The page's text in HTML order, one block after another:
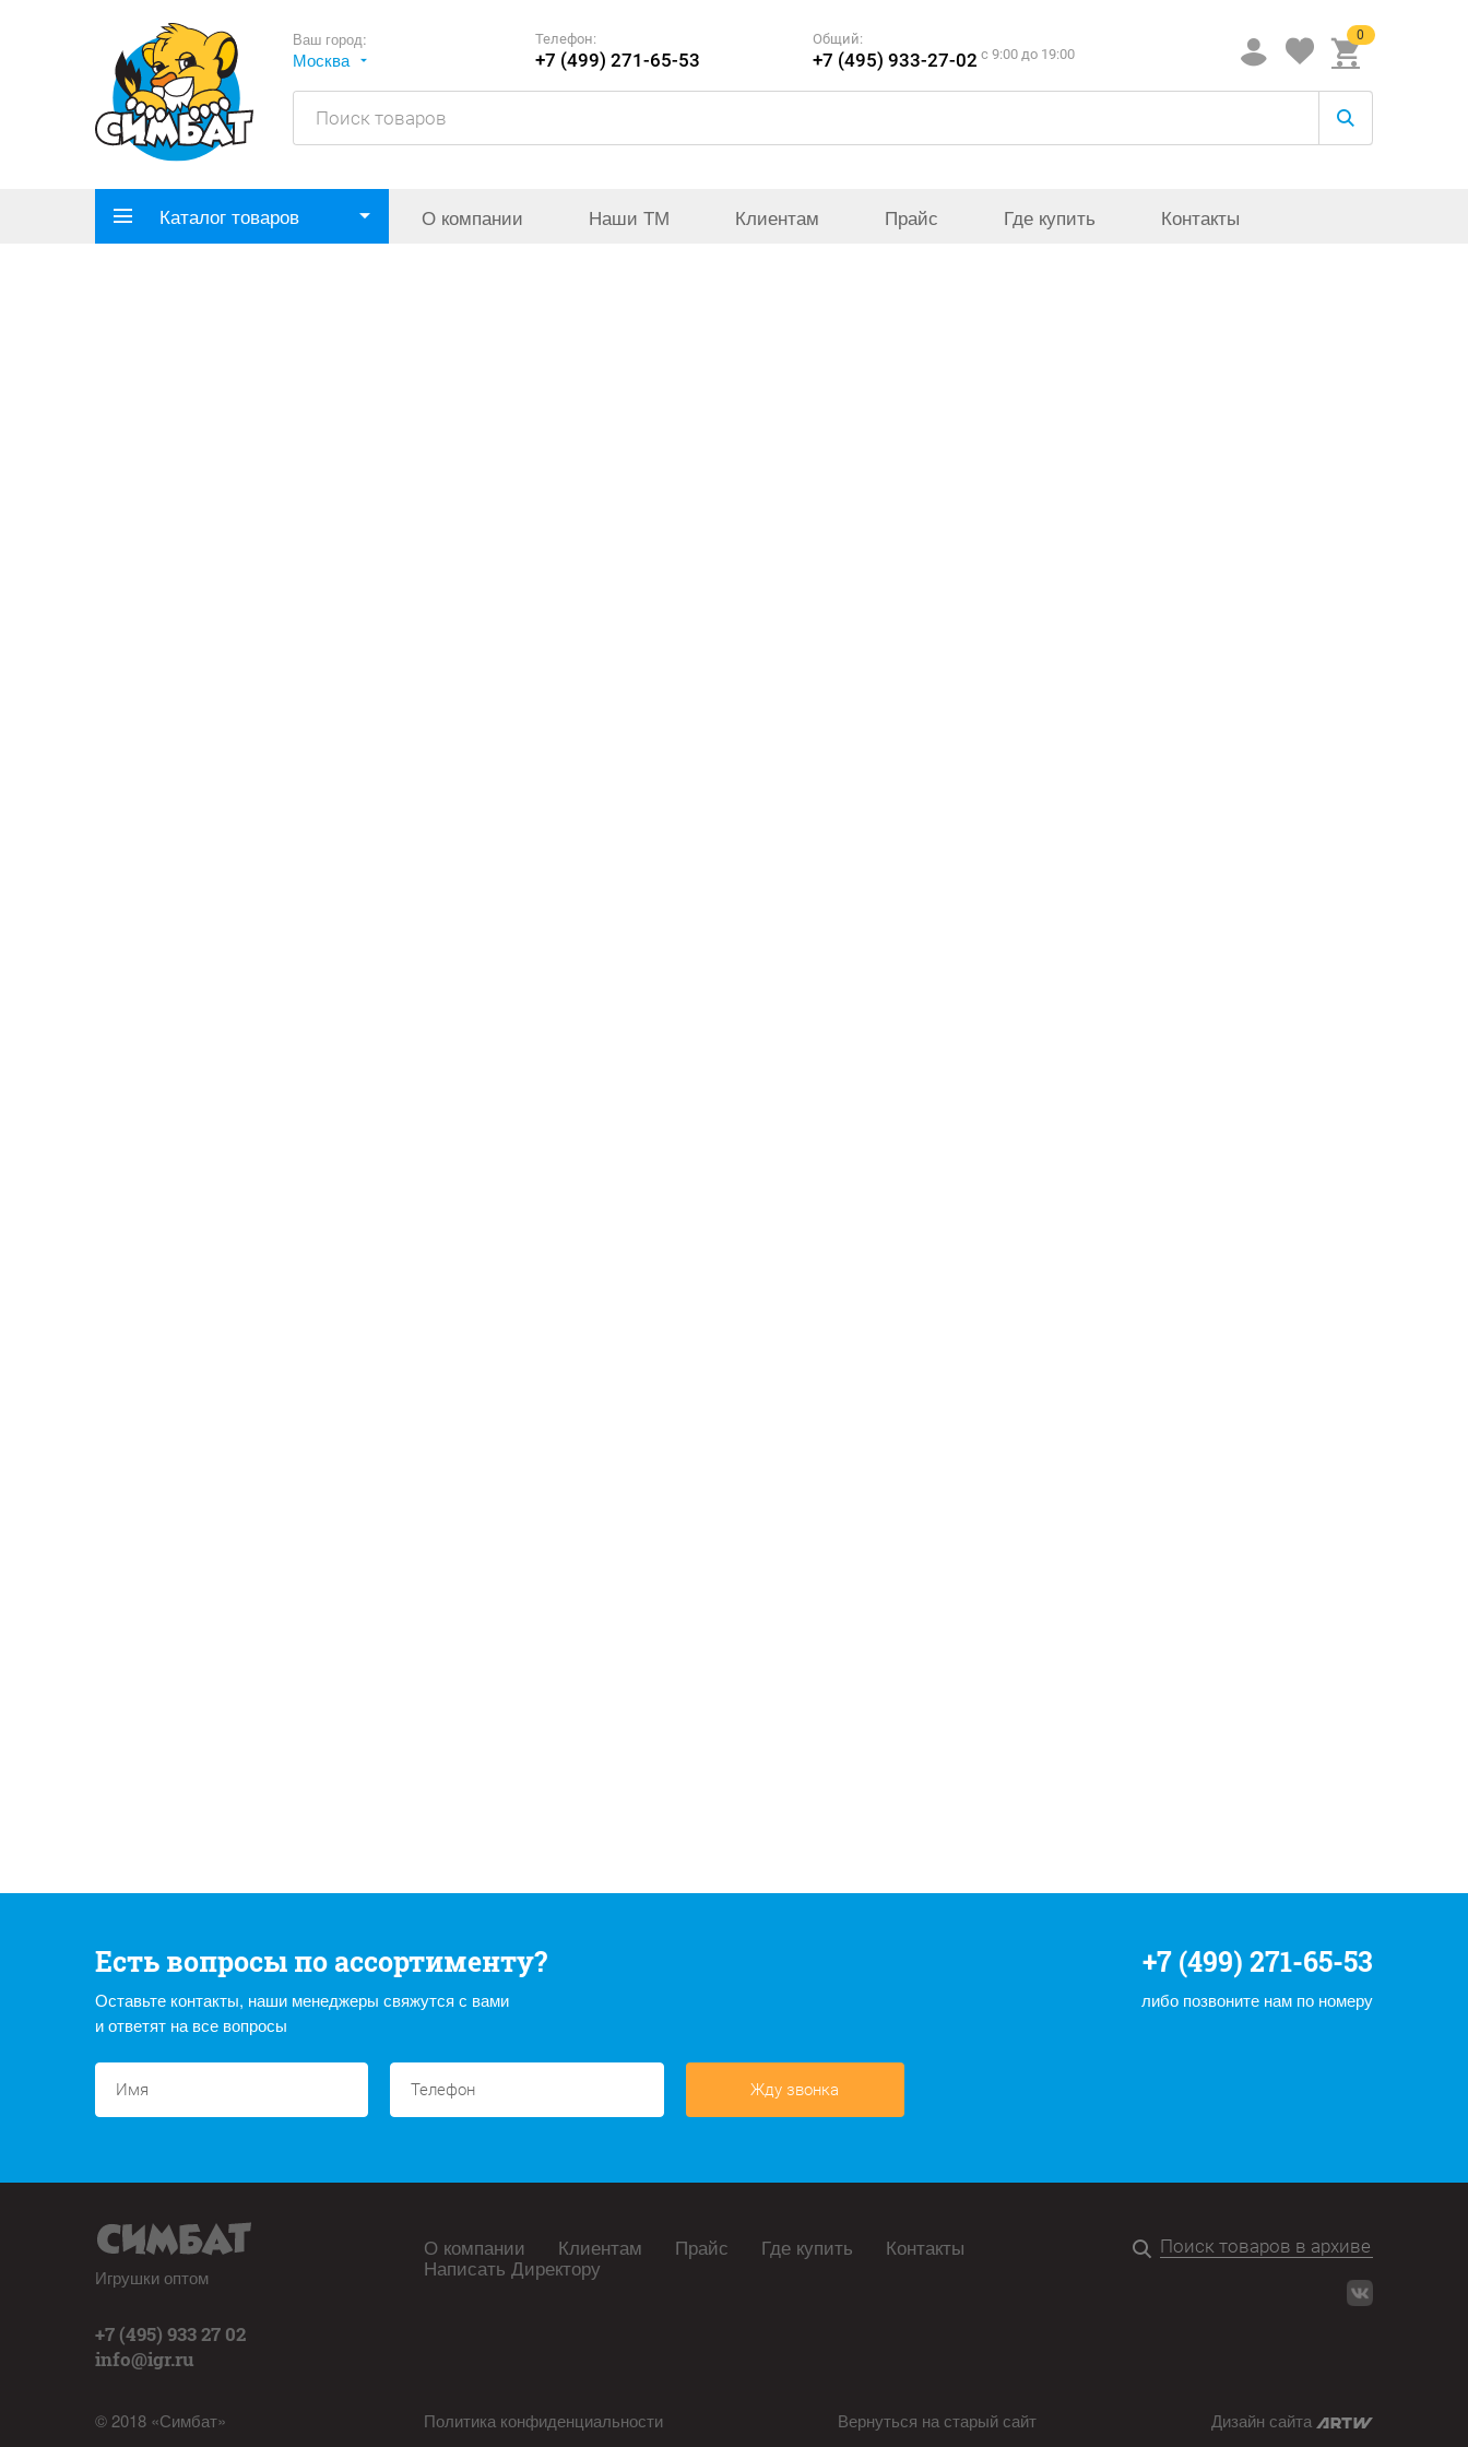
Ваш город:
Москва
Телефон:
+7 (499) 271-65-53
Общий:
+7 (495) 933-27-02 c 9:00 до 19:00
0
Каталог товаров О компании Наши ТМ Клиентам Прайс Где купить Контакты
Есть вопросы по ассортименту?
Оставьте контакты, наши менеджеры свяжутся с вами
и ответят на все вопросы
+7 (499) 271-65-53
либо позвоните нам по номеру
Жду звонка
Игрушки оптом
+7 (495) 933 27 02
info@igr.ru
© 2018 «Симбат»
О компании Клиентам Прайс Где купить Контакты
Написать Директору
Политика конфиденциальности Вернуться на старый сайт Дизайн сайта